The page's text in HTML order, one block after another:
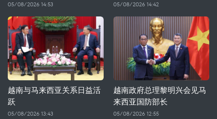
05/08/2026 14:53 05/08/2026 14:42
越南与马来西亚关系日益活
跃
05/08/2026 13:43
越南政府总理黎明兴会见马
来西亚国防部长
05/08/2026 12:55